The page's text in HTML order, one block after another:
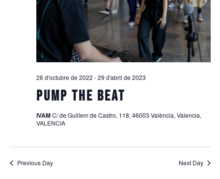
26 d'octubre de 2022 -29 d'abril de 2023
PUMP THE BEAT
IVAMC/ de Guillem de Castro, 118, 46003 València, Valencia,
VALENCIA
Previous Day Next Day